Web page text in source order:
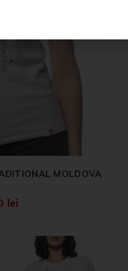
MOLDOVA
lei